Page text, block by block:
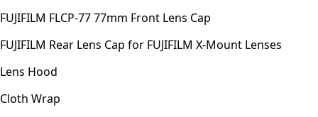
FUJIFILM FLCP-77 77mm Front Lens Cap
FUJIFILM Rear Lens Cap for FUJIFILM X-Mount Lenses
Lens Hood
Cloth Wrap